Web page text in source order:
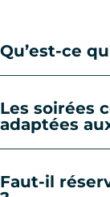
Qu’est-ce
Les soirées
adaptées
Faut-il